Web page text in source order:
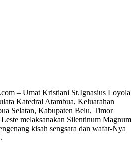
– Umat Kristiani St.Ignasius Loyola
Katedral Atambua, Keluarahan
Selatan, Kabupaten Belu, Timor
melaksanakan Silentinum Magnum
kisah sengsara dan wafat-Nya